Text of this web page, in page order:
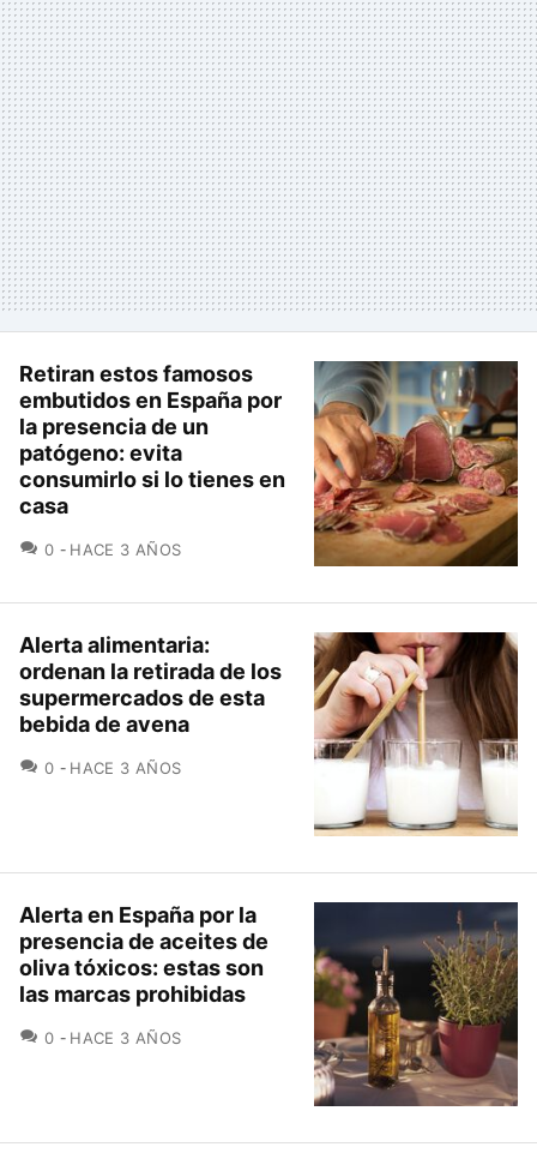
Retiran estos famosos
embutidos en España por
la presencia de un
patógeno: evita
consumirlo si lo tienes en
casa
0 COMENTARIOS
HACE 3 AÑOS
Alerta alimentaria:
ordenan la retirada de los
supermercados de esta
bebida de avena
0 COMENTARIOS
HACE 3 AÑOS
Alerta en España por la
presencia de aceites de
oliva tóxicos: estas son
las marcas prohibidas
0 COMENTARIOS
HACE 3 AÑOS